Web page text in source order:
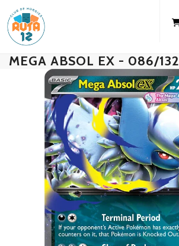
MEGA ABSOL EX - 086/132